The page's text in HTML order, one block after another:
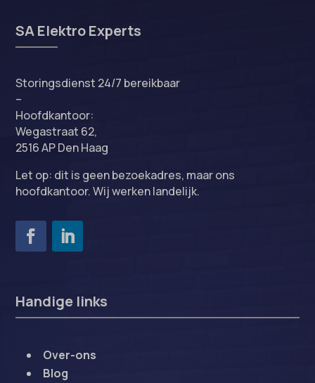
SA Elektro Experts
Storingsdienst 24/7 bereikbaar
–
Hoofdkantoor:
Wegastraat 62,
2516 AP Den Haag
Let op: dit is geen bezoekadres, maar ons
hoofdkantoor. Wij werken landelijk.
Handige links
Over-ons
Blog